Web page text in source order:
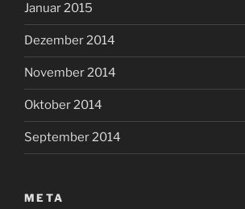
Januar 2015
Dezember 2014
November 2014
Oktober 2014
September 2014
META